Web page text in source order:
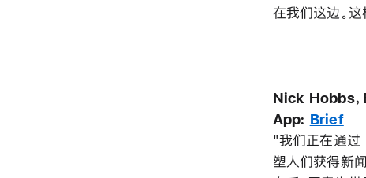
在我们这边。
Nick Hobbs
App: Brief
"我们正在通过
塑人们获得新